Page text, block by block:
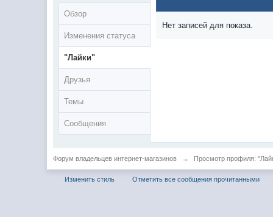
Обзор
Изменения статуса
"Лайки"
Друзья
Темы
Сообщения
Нет записей для показа.
Форум владельцев интернет-магазинов → Просмотр профиля:
Изменить стиль Отметить все сообщения прочитанными